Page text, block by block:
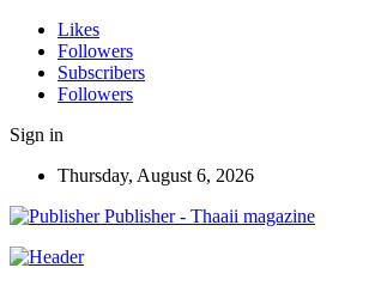
Likes
Followers
Subscribers
Followers
Sign in
Thursday, August 6, 2026
Publisher - Thaaii magazine